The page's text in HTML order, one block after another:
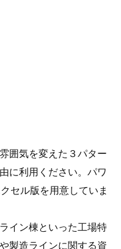
囲気を変えた３パター
に利用ください。パワ
セル版を用意していま
イン棟といった工場特
製造ラインに関する資